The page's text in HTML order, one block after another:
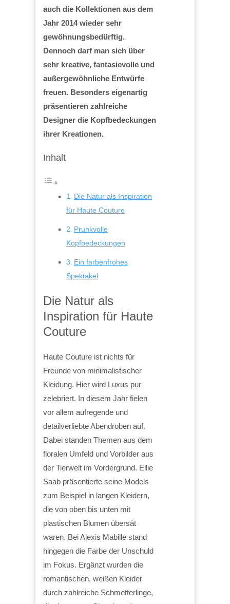
auch die Kollektionen aus dem
Jahr 2014 wieder sehr
gewöhnungsbedürftig.
Dennoch darf man sich über
sehr kreative, fantasievolle und
außergewöhnliche Entwürfe
freuen. Besonders eigenartig
präsentieren zahlreiche
Designer die Kopfbedeckungen
ihrer Kreationen.
Inhalt
Die Natur als Inspiration
für Haute Couture
Prunkvolle
Kopfbedeckungen
Ein farbenfrohes
Spektakel
Die Natur als
Inspiration für Haute
Couture
Haute Couture ist nichts für
Freunde von minimalistischer
Kleidung. Hier wird Luxus pur
zelebriert. In diesem Jahr fielen
vor allem aufregende und
detailverliebte Abendroben auf.
Dabei standen Themen aus dem
floralen Umfeld und Vorbilder aus
der Tierwelt im Vordergrund. Ellie
Saab präsentierte seine Models
zum Beispiel in langen Kleidern,
die von oben bis unten mit
plastischen Blumen übersät
waren. Bei Alexis Mabille stand
hingegen die Farbe der Unschuld
im Fokus. Ergänzt wurden die
romantischen, weißen Kleider
durch zahlreiche Schmetterlinge,